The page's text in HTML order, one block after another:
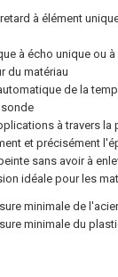
à élément
à écho unique ou
du matériau
de la
sonde
à travers la
et précisément
sans avoir à
idéale pour les
minimale de
minimale du